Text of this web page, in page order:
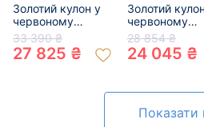
Золотий кулон у
червоному
кольорі з
цирконом
«Серце» 01-
33 390 ₴
27 825 ₴
Золотий
червоному
кольорі з
цирконом
«Серця» 01-
28 854 ₴
24 045 ₴
Показати